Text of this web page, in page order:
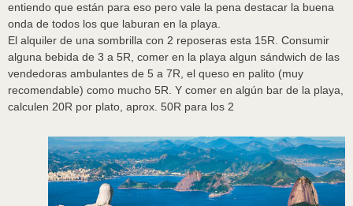
entiendo que están para eso pero vale la pena destacar la buena
onda de todos los que laburan en la playa.
El alquiler de una sombrilla con 2 reposeras esta 15R. Consumir
alguna bebida de 3 a 5R, comer en la playa algun sándwich de las
vendedoras ambulantes de 5 a 7R, el queso en palito (muy
recomendable) como mucho 5R. Y comer en algún bar de la playa,
calculen 20R por plato, aprox. 50R para los 2